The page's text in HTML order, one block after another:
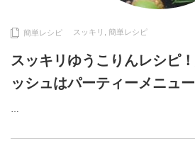
簡単レシピ スッキリ 簡単レシピ
スッキリゆうこりんレシピ
ッシュはパーティーメニュ
…